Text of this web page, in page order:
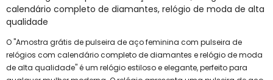
calendário completo de diamantes, relógio de moda de alta
qualidade
O "Amostra grátis de pulseira de aço feminina com pulseira de
relógios com calendário completo de diamantes e relógio de moda
de alta qualidade" é um relógio estiloso e elegante, perfeito para